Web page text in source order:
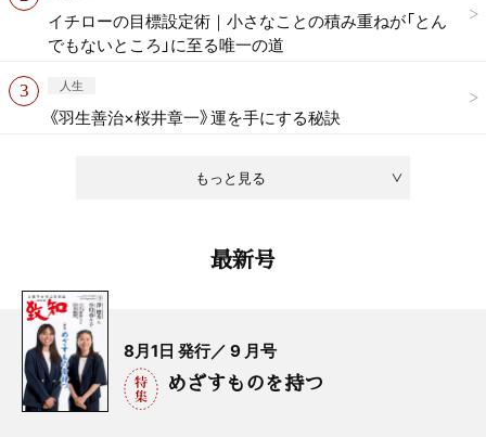
もっと見る
イチローの目標設定術｜小さなことの積み重ねが「とん
でもないところ」に至る唯一の道
人生
《羽生善治×桜井章一》運を手にする秘訣
最新号
8月1日 発行／ 9 月号
めざすものを持つ